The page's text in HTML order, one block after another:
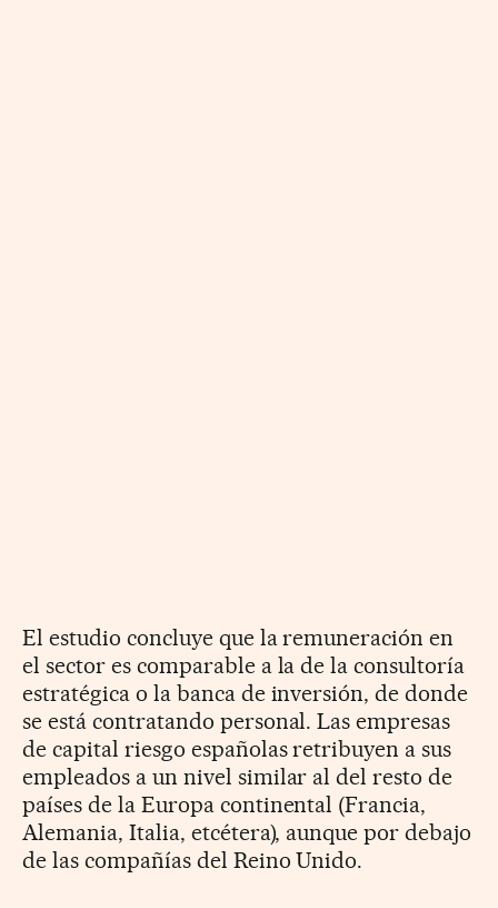
El estudio concluye que la remuneración en
el sector es comparable a la de la consultoría
estratégica o la banca de inversión, de donde
se está contratando personal. Las empresas
de capital riesgo españolas retribuyen a sus
empleados a un nivel similar al del resto de
países de la Europa continental (Francia,
Alemania, Italia, etcétera), aunque por debajo
de las compañías del Reino Unido.